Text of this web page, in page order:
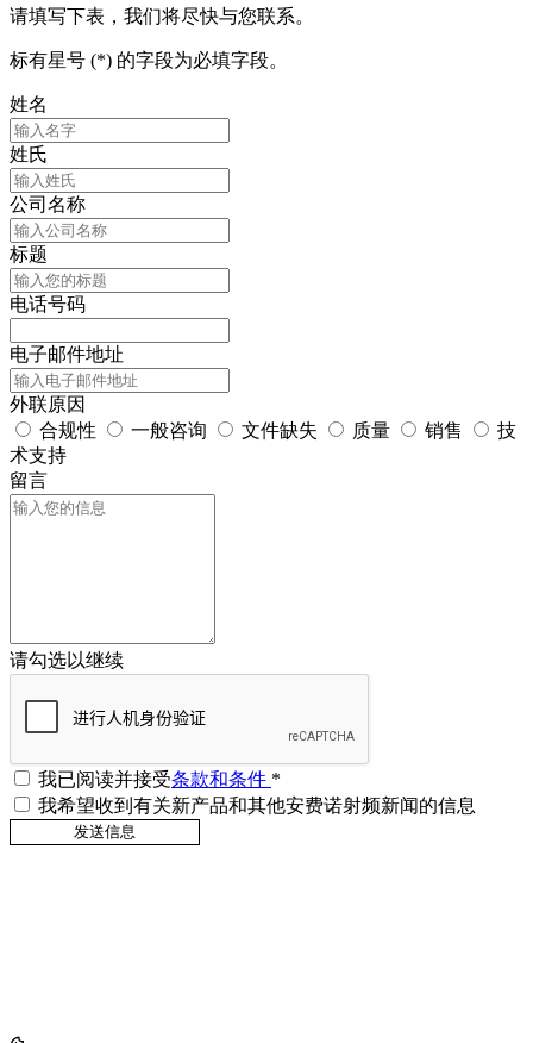
请填写下表，我们将尽快与您联系。
标有星号 (*) 的字段为必填字段。
姓名
姓氏
公司名称
标题
电话号码
电子邮件地址
外联原因
合规性
一般咨询 文件缺失 质量 销售
技
术支持
留言
请勾选以继续
我已阅读并接受条款和条件 *
我希望收到有关新产品和其他安费诺射频新闻的信息